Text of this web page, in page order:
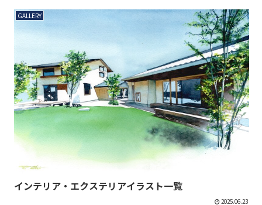
GALLERY
インテリア・エクステリアイラスト一覧
2025.06.23